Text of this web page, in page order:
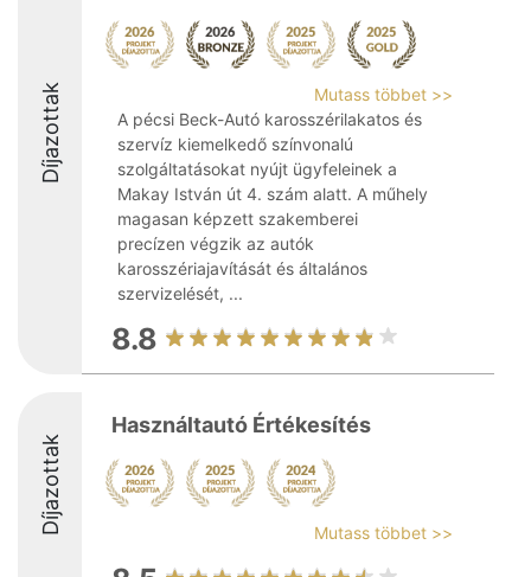
Díjazottak
Mutass többet >>
A pécsi Beck-Autó karosszérilakatos és
szervíz kiemelkedő színvonalú
szolgáltatásokat nyújt ügyfeleinek a
Makay István út 4. szám alatt. A műhely
magasan képzett szakemberei
precízen végzik az autók
karosszériajavítását és általános
szervizelését, ...
8.8
Díjazottak
Használtautó Értékesítés
Mutass többet >>